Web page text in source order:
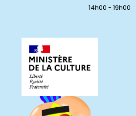
14h00 - 19h00